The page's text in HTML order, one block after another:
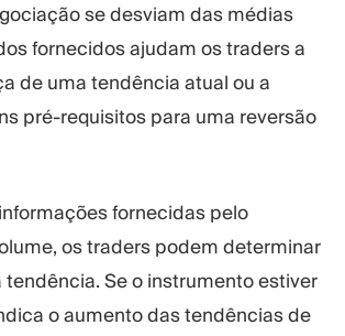
se desviam das médias
fornecidos ajudam os traders a
de uma tendência atual ou a
pré-requisitos para uma reversão
fornecidas pelo
os traders podem determinar
tendência. Se o instrumento estiver
o aumento das tendências de